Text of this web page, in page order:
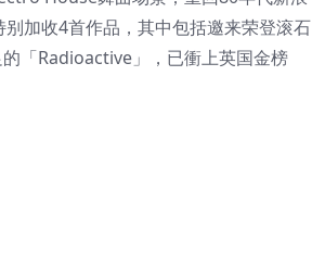
加收4首作品，其中包括邀来荣登滚石
「Radioactive」，已衝上英国金榜